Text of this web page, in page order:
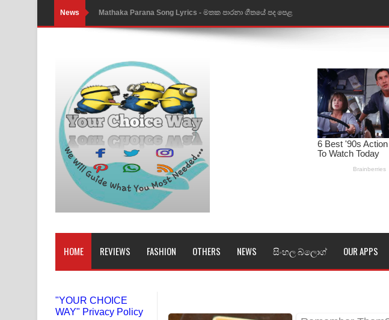
News Mathaka Parana Song Lyrics - මතක පාරනා ගීතයේ පද පෙළ
Nimnadhen Song Lyrics - නිම්නාදෙන් ගීතයේ පද පෙළ
Obamai Mage Adare Song Lyrics - ඔබමයි මගේ ආදරේ ගීතයේ පද පෙළ
Pansal Gihin Song Lyrics - පන්සල් ගිහිං ගීතයේ පද පෙළ
Ankeliya Song Lyrics - අංකෙළිය ගීතයේ පද පෙළ
DEAR GOD Song Lyrics - ඩියර් ගෝඩ් ගීතයේ පද පෙළ
MANAMALA KATHA Song Lyrics - මනමාල කතා ගීතයේ පද පෙළ
Dai Dai Lyrics - Shakira, Burna Boy | 2026 football world cup song lyrics
Lassana Amma Song Lyrics - ලස්සන අම්මා ගීතයේ පද පෙළ
Liyamuda Dan Anagathe Song Lyrics - ලියමුද දැන් අනාගතේ ගීතයේ පද පෙළ
HOME REVIEWS FASHION OTHERS NEWS සිංහල බ්ලොග් OUR APPS
"YOUR CHOICE
WAY" Privacy Policy